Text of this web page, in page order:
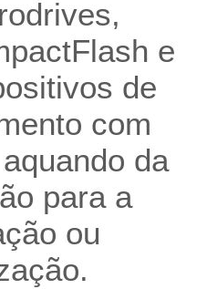
e
de
com
da
para a
ou